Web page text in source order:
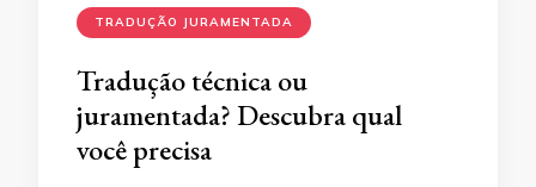
TRADUÇÃO JURAMENTADA
Tradução técnica ou
juramentada? Descubra qual
você precisa